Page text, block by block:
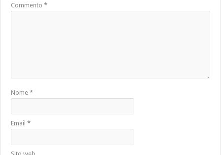
Commento*
Nome*
Email*